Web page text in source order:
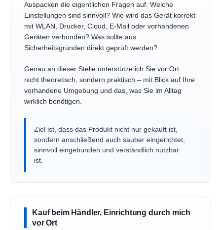
Auspacken die eigentlichen Fragen auf: Welche
Einstellungen sind sinnvoll? Wie wird das Gerät korrekt
mit WLAN, Drucker, Cloud, E-Mail oder vorhandenen
Geräten verbunden? Was sollte aus
Sicherheitsgründen direkt geprüft werden?
Genau an dieser Stelle unterstütze ich Sie vor Ort:
nicht theoretisch, sondern praktisch – mit Blick auf Ihre
vorhandene Umgebung und das, was Sie im Alltag
wirklich benötigen.
Ziel ist, dass das Produkt nicht nur gekauft ist,
sondern anschließend auch sauber eingerichtet,
sinnvoll eingebunden und verständlich nutzbar
ist.
Kauf beim Händler, Einrichtung durch mich
vor Ort